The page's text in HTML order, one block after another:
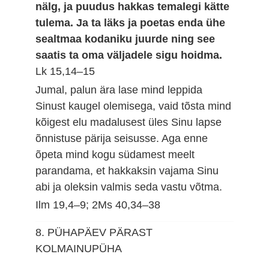
nälg, ja puudus hakkas temalegi kätte
tulema. Ja ta läks ja poetas enda ühe
sealtmaa kodaniku juurde ning see
saatis ta oma väljadele sigu hoidma.
Lk 15,14–15
Jumal, palun ära lase mind leppida
Sinust kaugel olemisega, vaid tõsta mind
kõigest elu madalusest üles Sinu lapse
õnnistuse pärija seisusse. Aga enne
õpeta mind kogu südamest meelt
parandama, et hakkaksin vajama Sinu
abi ja oleksin valmis seda vastu võtma.
Ilm 19,4–9; 2Ms 40,34–38
8. PÜHAPÄEV PÄRAST
KOLMAINUPÜHA